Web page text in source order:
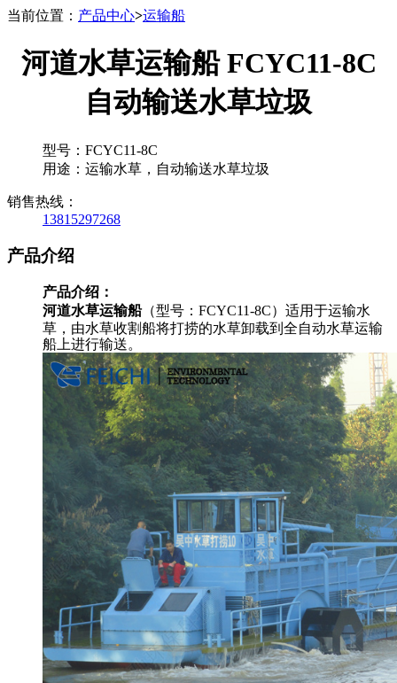
当前位置： 产品中心>运输船
河道水草运输船 FCYC11-8C
自动输送水草垃圾
型号：FCYC11-8C
用途：运输水草，自动输送水草垃圾
销售热线：
13815297268
产品介绍
产品介绍：
河道水草运输船（型号：FCYC11-8C）适用于运输水
草，由水草收割船将打捞的水草卸载到全自动水草运输
船上进行输送。